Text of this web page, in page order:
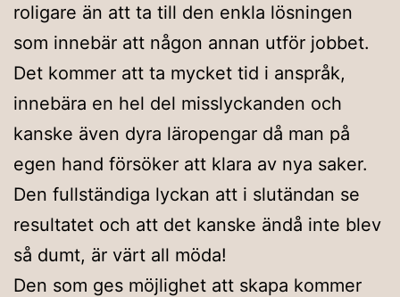
roligare än att ta till den enkla lösningen
som innebär att någon annan utför jobbet.
Det kommer att ta mycket tid i anspråk,
innebära en hel del misslyckanden och
kanske även dyra läropengar då man på
egen hand försöker att klara av nya saker.
Den fullständiga lyckan att i slutändan se
resultatet och att det kanske ändå inte blev
så dumt, är värt all möda!
Den som ges möjlighet att skapa kommer